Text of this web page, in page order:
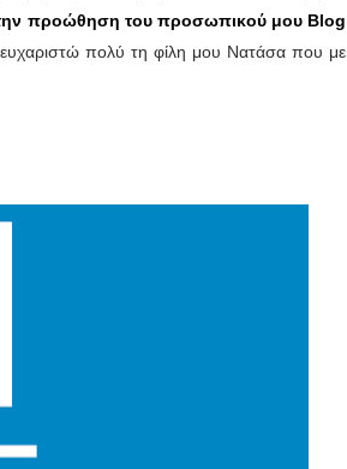
προώθηση του προσωπικού μου Blog
πολύ τη φίλη μου Νατάσα που με